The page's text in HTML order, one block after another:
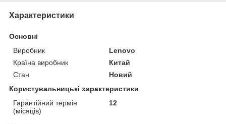
Характеристики
Основні
Виробник
Lenovo
Країна виробник
Китай
Стан
Новий
Користувальницькі характеристики
Гарантійний термін
(місяців)
12